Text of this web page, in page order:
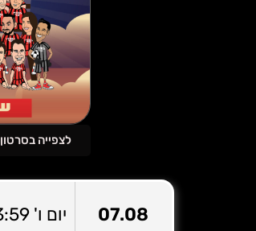
לצפייה בסרטון
07.08 יום ו' 23:59